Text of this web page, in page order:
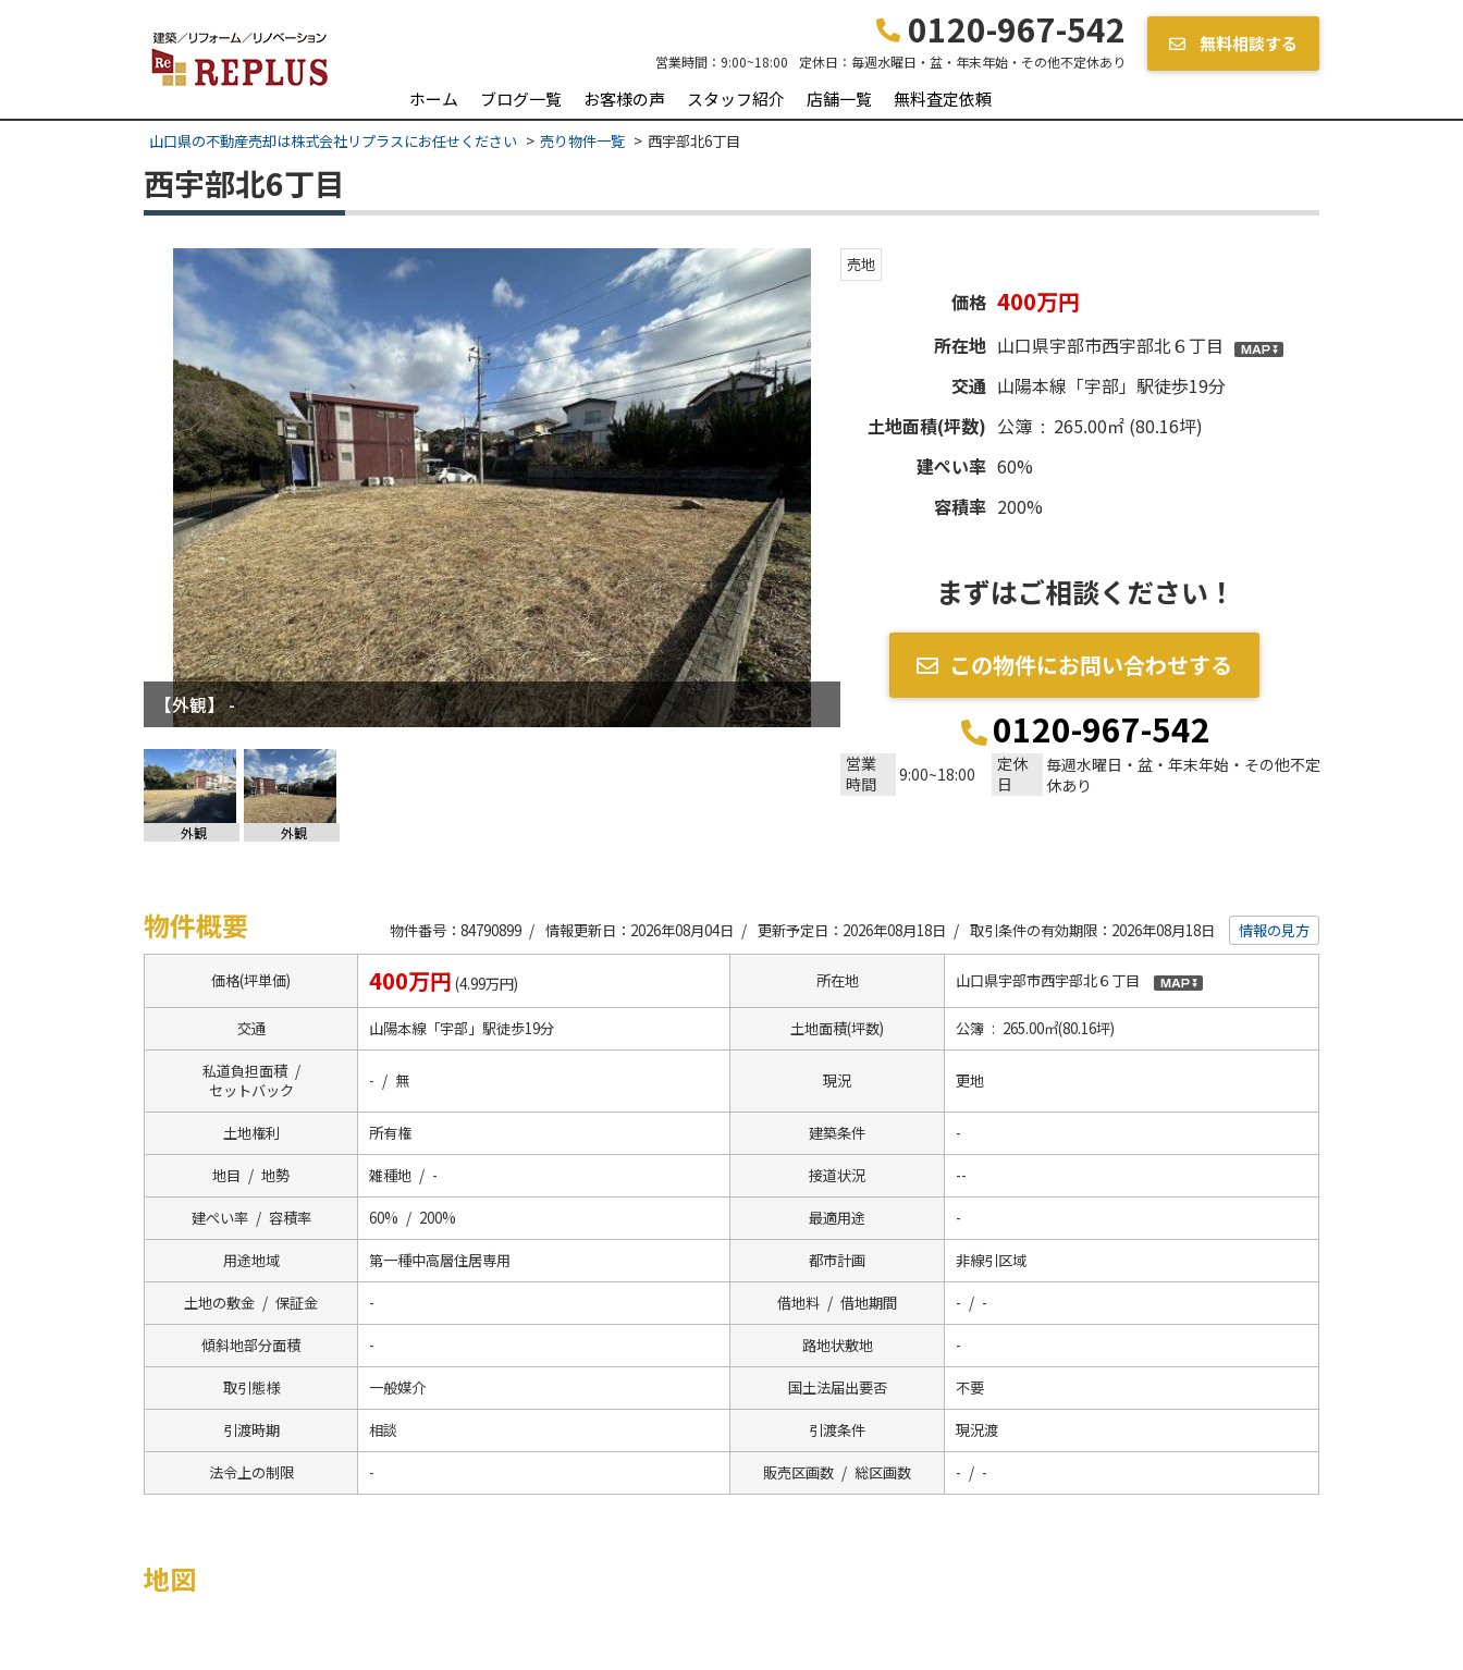
0120-967-542
営業時間： 9:00~18:00 定休日： 毎週水曜日・盆・年末年始・その他不定休あり
無料相談する
ホーム ブログ一覧 お客様の声 スタッフ紹介 店舗一覧 無料査定依頼
山口県の不動産売却は株式会社リプラスにお任せください 売り物件一覧 西宇部北6丁目
西宇部北6丁目
【外観】 -
外観 外観
売地
価格 400万円
所在地 山口県宇部市西宇部北６丁目
交通 山陽本線「宇部」駅徒歩19分
土地面積(坪数) 公簿 : 265.00㎡ (80.16坪)
建ぺい率 60%
容積率 200%
まずはご相談ください！
この物件にお問い合わせする
0120-967-542
営業
時間
9:00~18:00
定休
日
毎週水曜日・盆・年末年始・その他不定
休あり
物件概要 物件番号：84790899 / 情報更新日：2026年08月04日 / 更新予定日：2026年08月18日 / 取引条件の有効期限：2026年08月18日 情報の見方
価格(坪単価) 400万円 (4.99万円) 所在地 山口県宇部市西宇部北６丁目
交通 山陽本線「宇部」駅徒歩19分 土地面積(坪数) 公簿 : 265.00㎡(80.16坪)
私道負担面積 /
セットバック
- / 無 現況 更地
土地権利 所有権 建築条件 -
地目 / 地勢 雑種地 / - 接道状況 --
建ぺい率 / 容積率 60% / 200% 最適用途 -
用途地域 第一種中高層住居専用 都市計画 非線引区域
土地の敷金 / 保証金 - 借地料 / 借地期間 - / -
傾斜地部分面積 - 路地状敷地 -
取引態様 一般媒介 国土法届出要否 不要
引渡時期 相談 引渡条件 現況渡
法令上の制限 - 販売区画数 / 総区画数 - / -
地図